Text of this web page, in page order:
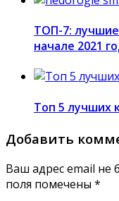
ТОП-7:
начале 2021
Топ 5 лучших
Добавить
Ваш адрес email не
поля помечены *